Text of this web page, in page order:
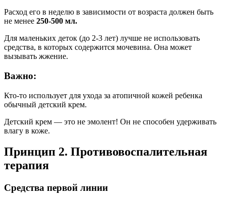
Расход его в неделю в зависимости от возраста должен быть
не менее 250-500 мл.
Для маленьких деток (до 2-3 лет) лучше не использовать
средства, в которых содержится мочевина. Она может
вызывать жжение.
Важно:
Кто-то использует для ухода за атопичной кожей ребенка
обычный детский крем.
Детский крем — это не эмолент! Он не способен удерживать
влагу в коже.
Принцип 2. Противовоспалительная
терапия
Средства первой линии